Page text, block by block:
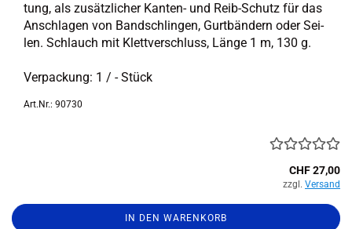
tung, als zu­sätz­li­cher Kanten-​ und Reib-​Schutz für das
An­schla­gen von Band­sch­lin­gen, Gurt­bän­dern oder Sei­
len. Schlauch mit Klett­ver­schluss, Länge 1 m, 130 g.
Ver­pa­ckung: 1 / - Stück
Art.Nr.: 90730
CHF 27,00
zzgl. Versand
IN DEN WARENKORB